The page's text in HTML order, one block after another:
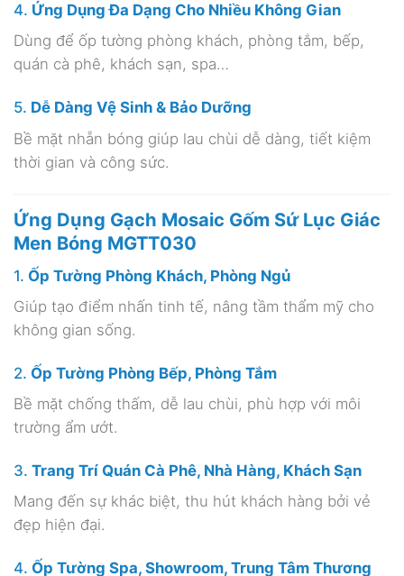
4. Ứng Dụng Đa Dạng Cho Nhiều Không Gian
Dùng để ốp tường phòng khách, phòng tắm, bếp,
quán cà phê, khách sạn, spa…
5. Dễ Dàng Vệ Sinh & Bảo Dưỡng
Bề mặt nhẵn bóng giúp lau chùi dễ dàng, tiết kiệm
thời gian và công sức.
Ứng Dụng Gạch Mosaic Gốm Sứ Lục Giác
Men Bóng MGTT030
1. Ốp Tường Phòng Khách, Phòng Ngủ
Giúp tạo điểm nhấn tinh tế, nâng tầm thẩm mỹ cho
không gian sống.
2. Ốp Tường Phòng Bếp, Phòng Tắm
Bề mặt chống thấm, dễ lau chùi, phù hợp với môi
trường ẩm ướt.
3. Trang Trí Quán Cà Phê, Nhà Hàng, Khách Sạn
Mang đến sự khác biệt, thu hút khách hàng bởi vẻ
đẹp hiện đại.
4. Ốp Tường Spa, Showroom, Trung Tâm Thương